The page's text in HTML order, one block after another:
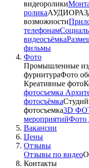
видеоролики
ролика
возможности
телефонам
видеосъёмка
фильмы
Фото
Промышленные
фурнитураФото
Креативные фото
фотосъемка
фотосъёмка
фотосъемка3D
мероприятийФото
Вакансии
Цены
Отзывы
Отзывы по видео
Контакты